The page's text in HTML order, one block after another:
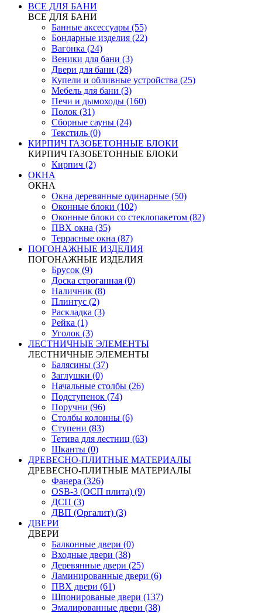
ВСЕ ДЛЯ БАНИ
ВСЕ ДЛЯ БАНИ
Банные аксессуары (55)
Бондарные изделия (22)
Вагонка (24)
Веники для бани (3)
Двери для бани (28)
Купели и обливные устройства (25)
Мебель для бани (3)
Печи и дымоходы (160)
Полок (31)
Сборные сауны (24)
Текстиль (0)
КИРПИЧ ГАЗОБЕТОННЫЕ БЛОКИ
КИРПИЧ ГАЗОБЕТОННЫЕ БЛОКИ
Кирпич (2)
ОКНА
ОКНА
Окна деревянные одинарные (50)
Оконные блоки (102)
Оконные блоки со стеклопакетом (82)
ПВХ окна (35)
Террасные окна (87)
ПОГОНАЖНЫЕ ИЗДЕЛИЯ
ПОГОНАЖНЫЕ ИЗДЕЛИЯ
Брусок (9)
Доска строганная (0)
Наличник (8)
Плинтус (2)
Раскладка (3)
Рейка (1)
Уголок (3)
ЛЕСТНИЧНЫЕ ЭЛЕМЕНТЫ
ЛЕСТНИЧНЫЕ ЭЛЕМЕНТЫ
Балясины (37)
Заглушки (0)
Начальные столбы (26)
Подступенок (74)
Поручни (96)
Столбы колонны (6)
Ступени (83)
Тетива для лестниц (63)
Шканты (0)
ДРЕВЕСНО-ПЛИТНЫЕ МАТЕРИАЛЫ
ДРЕВЕСНО-ПЛИТНЫЕ МАТЕРИАЛЫ
Фанера (326)
OSB-3 (ОСП плита) (9)
ДСП (3)
ДВП (Оргалит) (3)
ДВЕРИ
ДВЕРИ
Балконные двери (0)
Входные двери (38)
Деревянные двери (25)
Ламинированные двери (6)
ПВХ двери (61)
Шпонированые двери (137)
Эмалированные двери (38)